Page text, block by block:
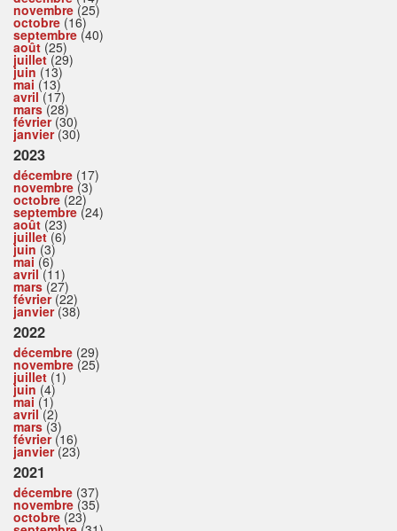
novembre (25)
octobre (16)
septembre (40)
août (25)
juillet(29)
juin (13)
mai (13)
avril(17)
mars(28)
février(30)
janvier(30)
2023
décembre (17)
novembre (3)
octobre (22)
septembre (24)
août (23)
juillet(6)
juin (3)
mai (6)
avril(11)
mars(27)
février(22)
janvier(38)
2022
décembre (29)
novembre (25)
juillet (1)
juin (4)
mai (1)
avril(2)
mars(3)
février(16)
janvier(23)
2021
décembre (37)
novembre (35)
octobre (23)